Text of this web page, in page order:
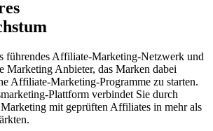
führendes Affiliate-Marketing-Netzwerk und
Marketing Anbieter, das Marken dabei
Affiliate-Marketing-Programme zu starten.
Plattform verbindet Sie durch
Marketing mit geprüften Affiliates in mehr als